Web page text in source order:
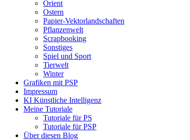
Orient
Ostern
Papier-Vektorlandschaften
Pflanzenwelt
Scrapbooking
Sonstiges
Spiel und Sport
Tierwelt
Winter
Grafiken mit PSP
Impressum
KI Künstliche Intelligenz
Meine Tutoriale
Tutoriale für PS
Tutoriale für PSP
Über diesen Blog